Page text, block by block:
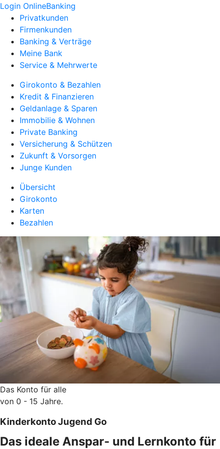
Login OnlineBanking
Privatkunden
Firmenkunden
Banking & Verträge
Meine Bank
Service & Mehrwerte
Girokonto & Bezahlen
Kredit & Finanzieren
Geldanlage & Sparen
Immobilie & Wohnen
Private Banking
Versicherung & Schützen
Zukunft & Vorsorgen
Junge Kunden
Übersicht
Girokonto
Karten
Bezahlen
Das Konto für alle
von 0 - 15 Jahre.
Kinderkonto Jugend Go
Das ideale Anspar- und Lernkonto für